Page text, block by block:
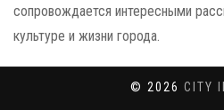
сопровождается интересными
культуре и жизни города.
© 2026 CITY